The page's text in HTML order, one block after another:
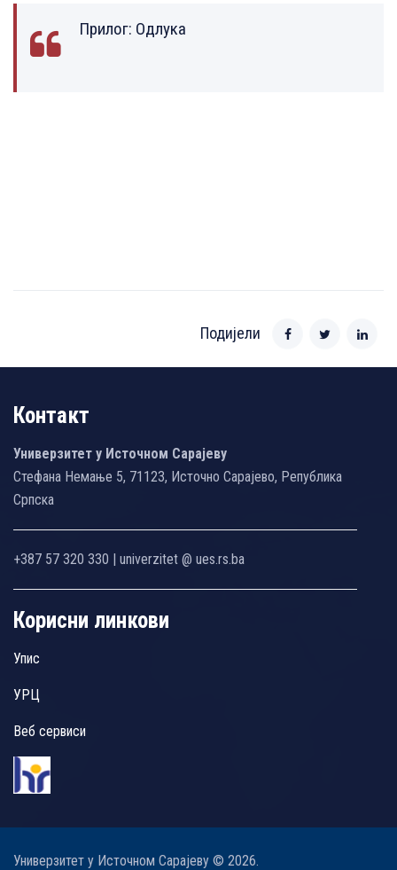
Прилог: Одлука
Подијели
Контакт
Универзитет у Источном Сарајеву
Стефана Немање 5, 71123, Источно Сарајево, Република
Српска
+387 57 320 330 | univerzitet @ ues.rs.ba
Корисни линкови
Упис
УРЦ
Веб сервиси
Универзитет у Источном Сарајеву © 2026.